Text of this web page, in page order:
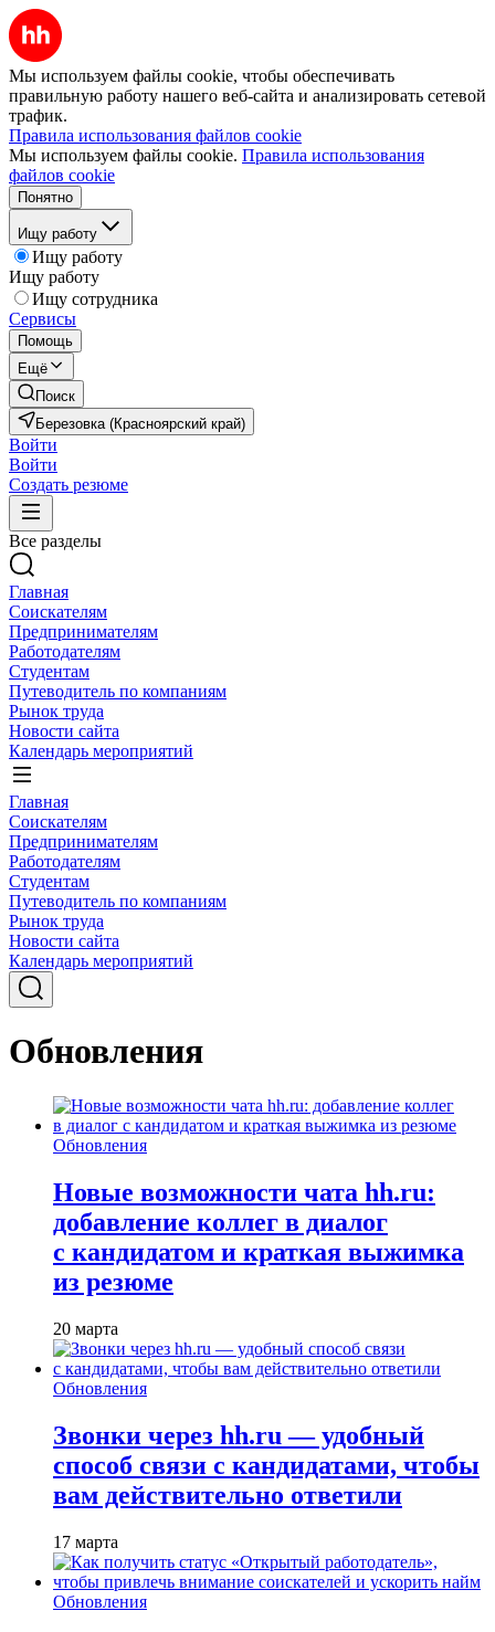
Мы используем файлы cookie, чтобы обеспечивать
правильную работу нашего веб-сайта и анализировать сетевой
трафик.
Правила использования файлов cookie
Мы используем файлы cookie. Правила использования
файлов cookie
Понятно
Ищу работу
Ищу работу
Ищу работу
Ищу сотрудника
Сервисы
Помощь
Ещё
Поиск
Березовка (Красноярский край)
Войти
Войти
Создать резюме
Все разделы
Главная
Соискателям
Предпринимателям
Работодателям
Студентам
Путеводитель по компаниям
Рынок труда
Новости сайта
Календарь мероприятий
Главная
Соискателям
Предпринимателям
Работодателям
Студентам
Путеводитель по компаниям
Рынок труда
Новости сайта
Календарь мероприятий
Обновления
Обновления
Новые возможности чата hh.ru:
добавление коллег в диалог
с кандидатом и краткая выжимка
из резюме
20 марта
Обновления
Звонки через hh.ru — удобный
способ связи с кандидатами, чтобы
вам действительно ответили
17 марта
Обновления